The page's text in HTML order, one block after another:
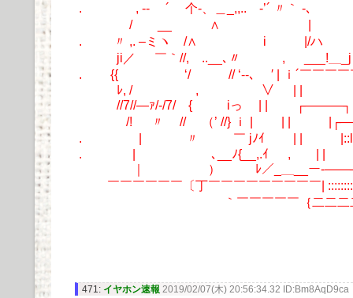
. , -‐ ´ 个-、＿_,,.. ‐’´ 〃｀ -､
/ __ ∧ |
. 〃 ,. –ミヽ /∧ i |/ハ
ji／ ￣｀//, ..__､〃 , ___!＿_j＿
. {{ ‘/ // ‘‐-､ ′ | ｉ´￣￣￣￣￣
ﾚ, / , ∨
//7//―ｧ/‐/7/￣{ iっ | |
/! 〃 // （’ //} ｉ | | |
. | 〃 ￣ jﾉｲ | |
. | ､__ﾉ{__,.ｲ , | |
｜ ） ﾚ／_＿__ー
￣￣￣￣￣￣〔丁￣￣￣￣￣￣￣￣￣|
｀￣￣￣￣￣｛二二二二l_
471: イヤホン速報 2019/02/07(木) 20:56:34.32 ID:Bm8AqD9ca